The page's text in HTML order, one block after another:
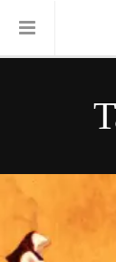
FESTIVAL 2026